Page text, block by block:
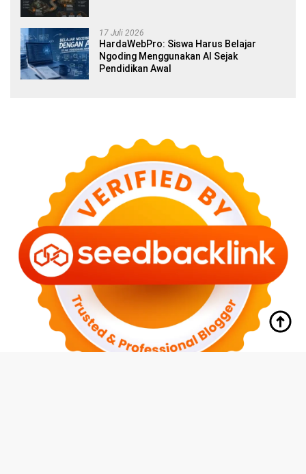
17 Juli 2026
HardaWebPro: Siswa Harus Belajar
Ngoding Menggunakan AI Sejak
Pendidikan Awal